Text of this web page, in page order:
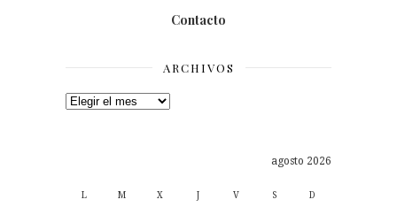
Contacto
ARCHIVOS
Archivos
agosto 2026
L M X J V S D